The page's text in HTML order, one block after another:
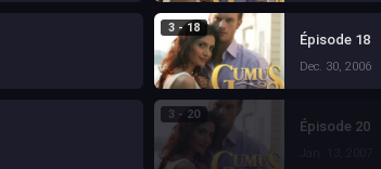
3 - 18
Épisode 18
Dec. 30, 2006
3 - 20
Épisode 20